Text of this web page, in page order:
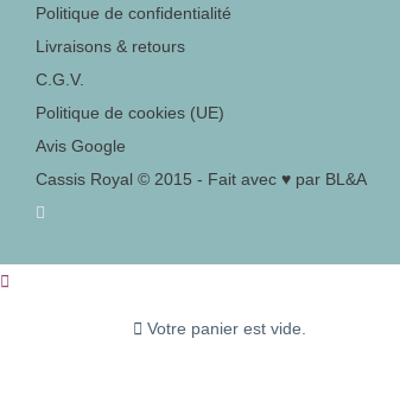
Politique de confidentialité
Livraisons & retours
C.G.V.
Politique de cookies (UE)
Avis Google
Cassis Royal © 2015 - Fait avec ♥ par BL&A
Votre panier est vide.